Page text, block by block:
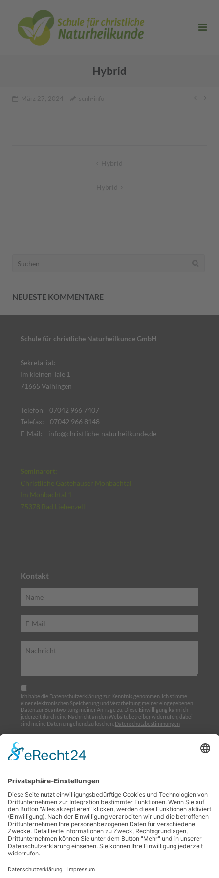
Hybrid
März 27, 2024 scnh-info
BeitragsnavigationHybrid
Hybrid
Suchen
NEUESTE KOMMENTARE
Schule für christliche Naturheilkunde GmbH
Sekretariat:
Im kleinen Täle 1
71665 Vaihingen
Telefon: 07042 966 7407
Telefax: 07042 966 8148
E-Mail: info@christliche-naturheilkunde.de
Seminarort:
Christliche Gästehäuser Monbachtal
Im Monbachtal 1
75378 Bad Liebenzell
Kontakt
Ich habe die Datenschutzerklärung zur Kenntnis genommen. Ich stimme
einer elektronischen Speicherung und Verarbeitung meiner eingegebenen
Daten zur Beantwortung meiner Anfrage zu. Diese Einwilligung kann ich
jederzeit durch eine Nachricht an den Websitebetreiber widerrufen, dabei
sind meine Daten umgehend zu löschen. Datenschutzbestimmungen
Home
Über uns
Ausbildung
Termine
Links